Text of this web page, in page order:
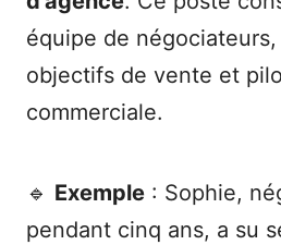
équipe de
objectifs de vente et
commerciale.
🔹 Exemple : Sophie,
pendant cinq ans, a su